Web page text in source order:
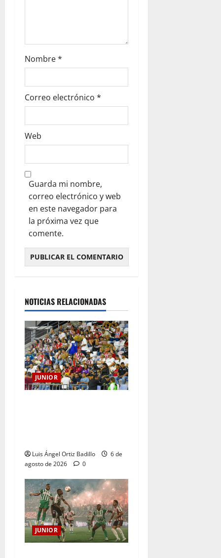
Nombre*
Correo electrónico *
Web
Guarda mi nombre,
correo electrónico y web
en este navegador para
la próxima vez que
comente.
NOTICIAS RELACIONADAS
JUNIOR
Luis Ángel Ortiz Badillo
6 de
agosto de 2026
0
JUNIOR